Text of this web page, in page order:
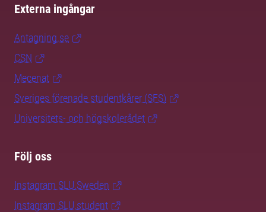
Externa ingångar
Antagning.se
CSN
Mecenat
Sveriges förenade studentkårer (SFS)
Universitets- och högskolerådet
Följ oss
Instagram SLU.Sweden
Instagram SLU.student